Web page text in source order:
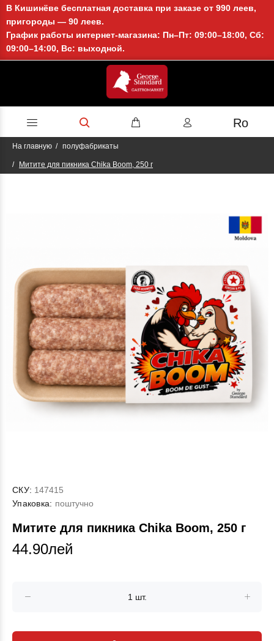
В Кишинёве бесплатная доставка при заказе от 990 леев,
пригороды — 90 леев.
График работы интернет-магазина: Пн–Пт: 09:00–18:00, Сб:
09:00–14:00, Вс: выходной.
Ro
На главную полуфабрикаты
Митите для пикника Chika Boom, 250 г
СКУ: 147415
Упаковка: поштучно
Митите для пикника Chika Boom, 250 г
44.90лей